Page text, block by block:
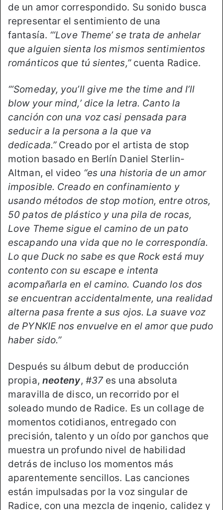
de un amor correspondido. Su sonido busca
representar el sentimiento de una
fantasía. “‘Love Theme’ se trata de anhelar
que alguien sienta los mismos sentimientos
románticos que tú sientes,”cuenta Radice.
“‘Someday, you’ll give me the time and I’ll
blow your mind,’ dice la letra. Canto la
canción con una voz casi pensada para
seducir a la persona a la que va
dedicada.”Creado por el artista de stop
motion basado en Berlín Daniel Sterlin-
Altman, el video “es una historia de un amor
imposible. Creado en confinamiento y
usando métodos de stop motion, entre otros,
50 patos de plástico y una pila de rocas,
Love Theme sigue el camino de un pato
escapando una vida que no le correspondía.
Lo que Duck no sabe es que Rock está muy
contento con su escape e intenta
acompañarla en el camino. Cuando los dos
se encuentran accidentalmente, una realidad
alterna pasa frente a sus ojos. La suave voz
de PYNKIE nos envuelve en el amor que pudo
haber sido.”
Después su álbum debut de producción
propia, neoteny, #37 es una absoluta
maravilla de disco, un recorrido por el
soleado mundo de Radice. Es un collage de
momentos cotidianos, entregado con
precisión, talento y un oído por ganchos que
muestra un profundo nivel de habilidad
detrás de incluso los momentos más
aparentemente sencillos. Las canciones
están impulsadas por la voz singular de
Radice, con una mezcla de ingenio, calidez y